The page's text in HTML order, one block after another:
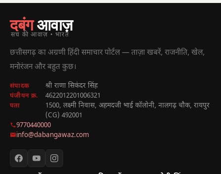
दबंगआवाज़
सच की आवाज़ • भारत
छत्तीसगढ़ का अग्रणी हिंदी समाचार पोर्टल — ताज़ा खबरें, राजनीति, खेल,
मनोरंजन और बहुत कुछ।
संपादक श्री राणा सिकंदर सिंह
पंजीयन क्र. 4622012201006321
पता
1500, लक्ष्मी निवास, अहमदजी भाई कॉलोनी, नालगढ़ चौक, रायपुर
(CG) 492001
9770440000
info@dabangawaz.com